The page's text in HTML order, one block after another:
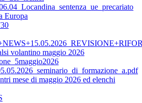
Europa
volantino maggio 2026
mese di maggio 2026 ed elenchi